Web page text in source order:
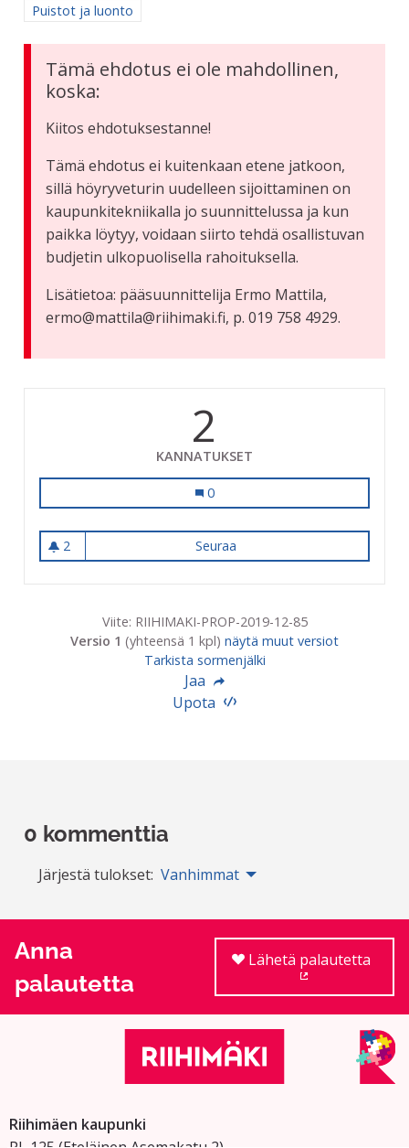
Rajaa tulokset aihepiirin mukaan: Puistot ja luonto
Puistot ja luonto
Tämä ehdotus ei ole mahdollinen,
koska:
Kiitos ehdotuksestanne!
Tämä ehdotus ei kuitenkaan etene jatkoon,
sillä höyryveturin uudelleen sijoittaminen on
kaupunkitekniikalla jo suunnittelussa ja kun
paikka löytyy, voidaan siirto tehdä osallistuvan
budjetin ulkopuolisella rahoituksella.
Lisätietoa: pääsuunnittelija Ermo Mattila,
ermo@mattila@riihimaki.fi, p. 019 758 4929.
2
KANNATUKSET
Höyryveturi 554:lle sadekatos
0
2
2 seuraajaa
Seuraa
Viite: RIIHIMAKI-PROP-2019-12-85
Versio 1 (yhteensä 1 kpl) näytä muut versiot
Tarkista sormenjälki
Jaa
Upota
0 kommenttia
Järjestä tulokset: Vanhimmat
Anna
palautetta
Lähetä palautetta
Riihimäen kaupunki